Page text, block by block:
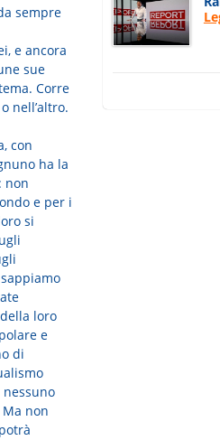
sempre
e ancora
sue
Corre
nell’altro.
con
ha la
non
e per i
si
loro
e
di
non